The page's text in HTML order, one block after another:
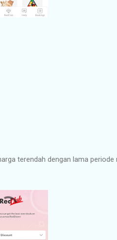
terendah dengan lama periode